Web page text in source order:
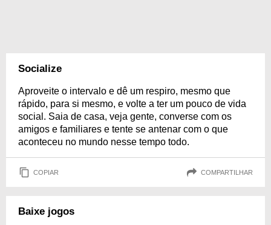
Socialize
Aproveite o intervalo e dê um respiro, mesmo que
rápido, para si mesmo, e volte a ter um pouco de vida
social. Saia de casa, veja gente, converse com os
amigos e familiares e tente se antenar com o que
aconteceu no mundo nesse tempo todo.
COPIAR COMPARTILHAR
Baixe jogos